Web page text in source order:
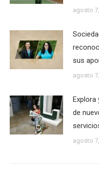
agosto
sus
agosto
Explora
de
agosto